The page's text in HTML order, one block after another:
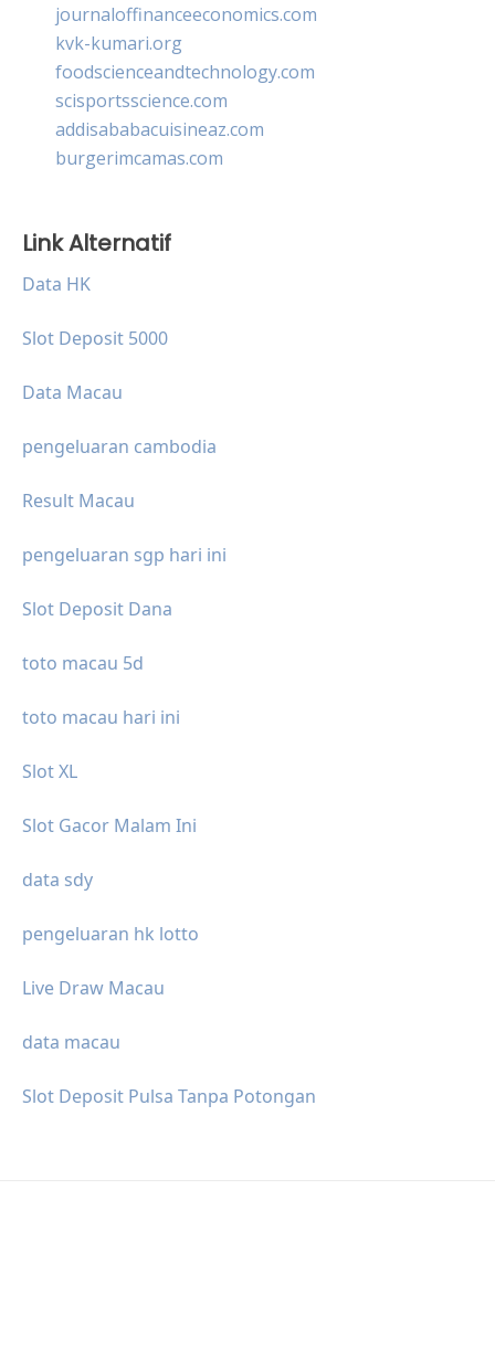
journaloffinanceeconomics.com
kvk-kumari.org
foodscienceandtechnology.com
scisportsscience.com
addisababacuisineaz.com
burgerimcamas.com
Link Alternatif
Data HK
Slot Deposit 5000
Data Macau
pengeluaran cambodia
Result Macau
pengeluaran sgp hari ini
Slot Deposit Dana
toto macau 5d
toto macau hari ini
Slot XL
Slot Gacor Malam Ini
data sdy
pengeluaran hk lotto
Live Draw Macau
data macau
Slot Deposit Pulsa Tanpa Potongan